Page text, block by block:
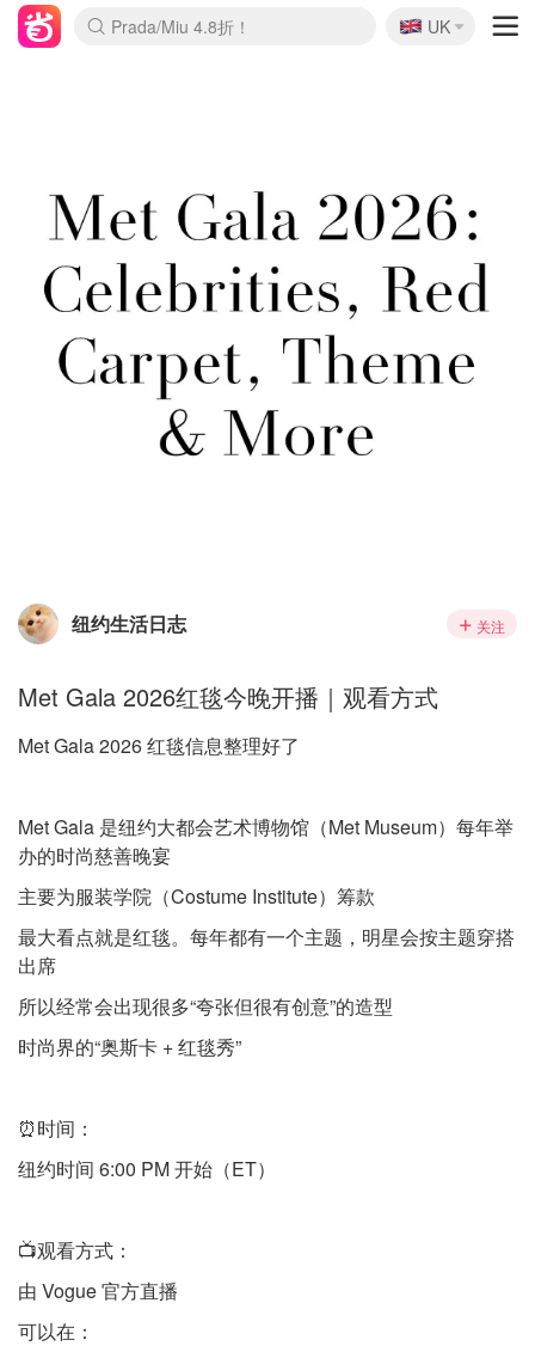
Prada/Miu 4.8折！
🇬🇧
UK
纽约生活日志 关注
Met Gala 2026红毯今晚开播｜观看方式
Met Gala 2026 红毯信息整理好了
Met Gala 是纽约大都会艺术博物馆（Met Museum）每年举
办的时尚慈善晚宴
主要为服装学院（Costume Institute）筹款
最大看点就是红毯。每年都有一个主题，明星会按主题穿搭
出席
所以经常会出现很多“夸张但很有创意”的造型
时尚界的“奥斯卡 + 红毯秀”
⏰时间：
纽约时间 6:00 PM 开始（ET）
📺观看方式：
由 Vogue 官方直播
可以在：